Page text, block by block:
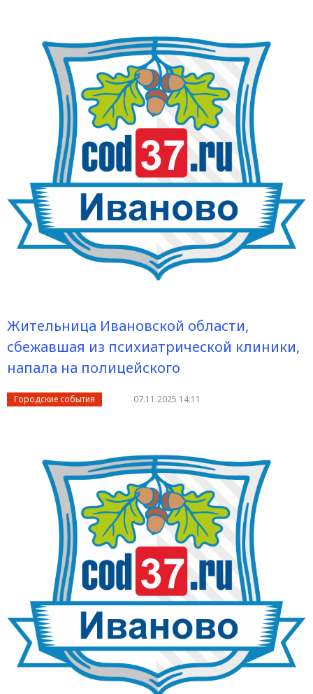
Жительница Ивановской области,
сбежавшая из психиатрической клиники,
напала на полицейского
Городские события 07.11.2025 14:11